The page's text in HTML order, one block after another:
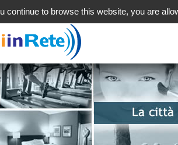
continue to browse this website, you are